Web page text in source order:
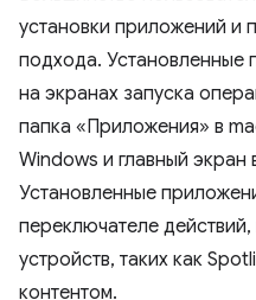
установки приложений и
подхода.
на экранах запуска
папка «Приложения» в
Windows и главный экран
Установленные
переключателе
устройств, таких как
контентом.